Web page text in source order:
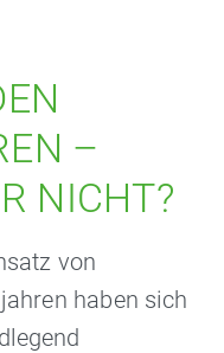
–
NICHT?
von
haben sich